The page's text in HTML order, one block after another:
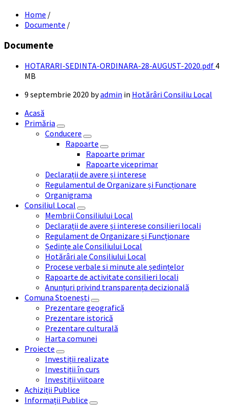
Home /
Documente /
Documente
HOTARARI-SEDINTA-ORDINARA-28-AUGUST-2020.pdf File
4
MB
9 septembrie 2020 byadmin in Hotărâri Consiliu Local
Acasă
Primăria
Conducere
Rapoarte
Rapoarte primar
Rapoarte viceprimar
Declarații de avere și interese
Regulamentul de Organizare și Funcționare
Organigrama
Consiliul Local
Membrii Consiliului Local
Declarații de avere și interese consilieri locali
Regulament de Organizare și Funcționare
Ședințe ale Consiliului Local
Hotărâri ale Consiliului Local
Procese verbale si minute ale ședințelor
Rapoarte de activitate consilieri locali
Anunțuri privind transparența decizională
Comuna Stoenești
Prezentare geografică
Prezentare istorică
Prezentare culturală
Harta comunei
Proiecte
Investiții realizate
Investiții în curs
Investiții viitoare
Achiziții Publice
Informații Publice